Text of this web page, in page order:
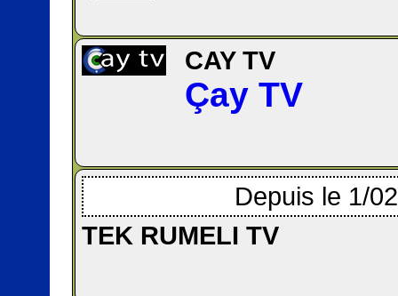
CAY TV
Çay TV
Depuis le 1/
TEK RUMELI TV